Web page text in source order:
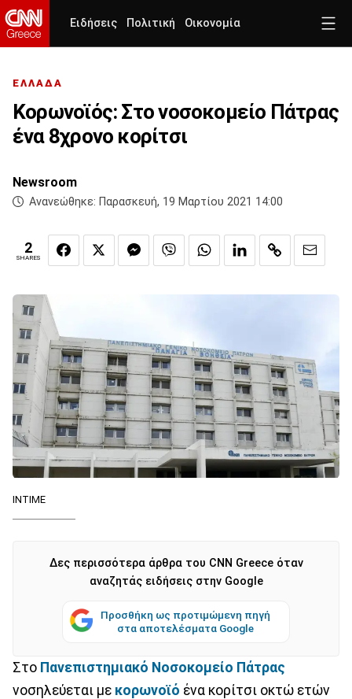
Ειδήσεις Πολιτική Οικονομία
ΕΛΛΑΔΑ
Κορωνοϊός: Στο νοσοκομείο Πάτρας
ένα 8χρονο κορίτσι
Newsroom
Ανανεώθηκε: Παρασκευή, 19 Μαρτίου 2021 14:00
2
SHARES
ΙΝΤΙΜΕ
Δες περισσότερα άρθρα του CNN Greece όταν
αναζητάς ειδήσεις στην Google
Προσθήκη ως προτιμώμενη πηγή
στα αποτελέσματα Google
Στο Πανεπιστημιακό Νοσοκομείο Πάτρας
νοσηλεύεται με κορωνοϊό ένα κορίτσι οκτώ ετών